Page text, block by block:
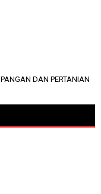
DAN PERTANIAN